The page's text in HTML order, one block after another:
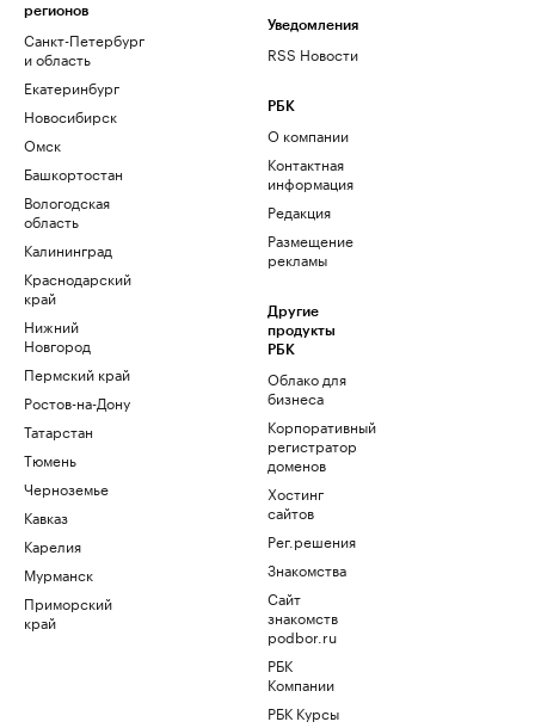
регионов
Санкт-Петербург
и область
Екатеринбург
Новосибирск
Омск
Башкортостан
Вологодская
область
Калининград
Краснодарский
край
Нижний
Новгород
Пермский край
Ростов-на-Дону
Татарстан
Тюмень
Черноземье
Кавказ
Карелия
Мурманск
Приморский
край
Уведомления
RSS Новости
РБК
О компании
Контактная
информация
Редакция
Размещение
рекламы
Другие
продукты
РБК
Облако для
бизнеса
Корпоративный
регистратор
доменов
Хостинг
сайтов
Рег.решения
Знакомства
Сайт
знакомств
podbor.ru
РБК
Компании
РБК Курсы